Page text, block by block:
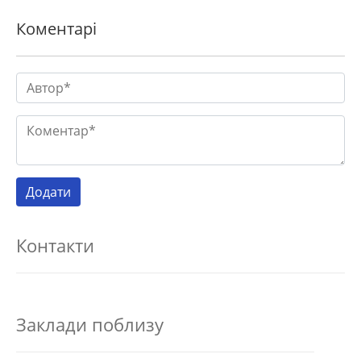
Коментарі
Контакти
Заклади поблизу